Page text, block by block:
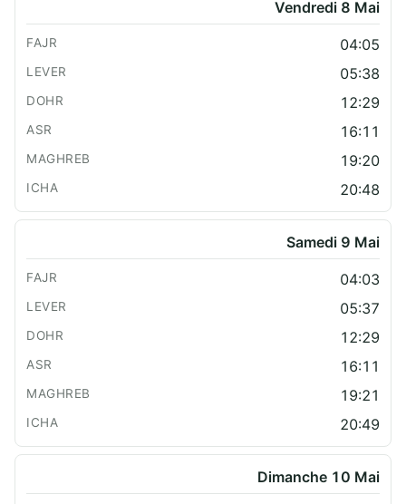
Vendredi 8 Mai
04:05
05:38
12:29
16:11
19:20
20:48
Samedi 9 Mai
04:03
05:37
12:29
16:11
19:21
20:49
Dimanche 10 Mai